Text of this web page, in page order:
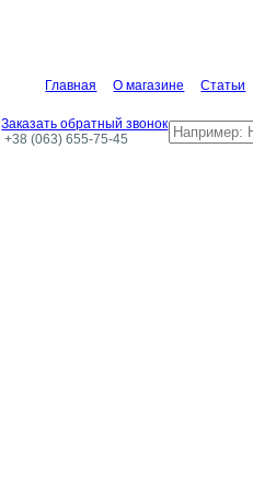
Главная О магазине Статьи
Заказать обратный звонок
+38 (063) 655-75-45